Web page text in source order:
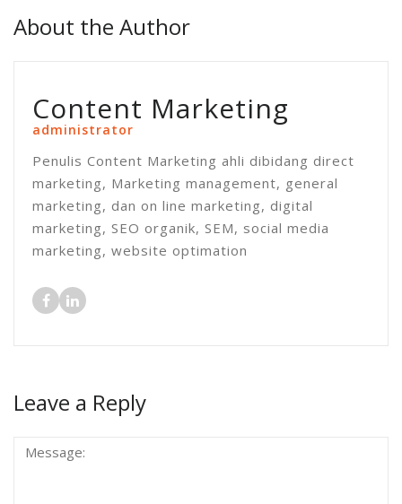
About the Author
Content Marketing
administrator
Penulis Content Marketing ahli dibidang direct
marketing, Marketing management, general
marketing, dan on line marketing, digital
marketing, SEO organik, SEM, social media
marketing, website optimation
Leave a Reply